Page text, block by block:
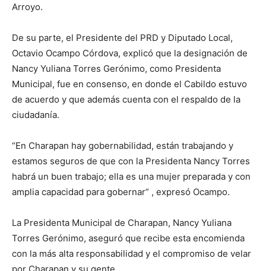
Arroyo.
De su parte, el Presidente del PRD y Diputado Local,
Octavio Ocampo Córdova, explicó que la designación de
Nancy Yuliana Torres Gerónimo, como Presidenta
Municipal, fue en consenso, en donde el Cabildo estuvo
de acuerdo y que además cuenta con el respaldo de la
ciudadanía.
“En Charapan hay gobernabilidad, están trabajando y
estamos seguros de que con la Presidenta Nancy Torres
habrá un buen trabajo; ella es una mujer preparada y con
amplia capacidad para gobernar” , expresó Ocampo.
La Presidenta Municipal de Charapan, Nancy Yuliana
Torres Gerónimo, aseguró que recibe esta encomienda
con la más alta responsabilidad y el compromiso de velar
por Charapan y su gente.